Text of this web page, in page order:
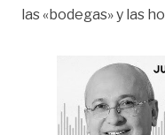
las «bodegas» y las